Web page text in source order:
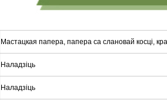
Мастацкая папера, папера са слановай косці,
Наладзіць
Наладзіць